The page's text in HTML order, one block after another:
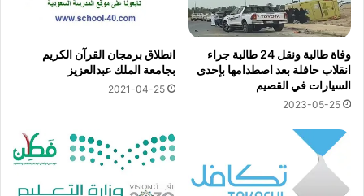
وفاة طالبة ونقل 24 طالبة جراء
انقلاب حافلة بعد اصطدامها بإحدى
السيارات في القصيم
2023-05-25
انطلاق برمجان القرآن الكريم
بجامعة الملك عبدالعزيز
2021-04-25